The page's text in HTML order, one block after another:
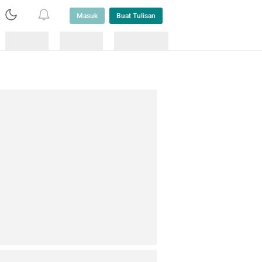
Masuk Buat Tulisan